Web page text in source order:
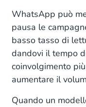
WhatsApp può
pausa le
basso tasso di
dandovi il tempo
coinvolgimento
aumentare il
Quando un